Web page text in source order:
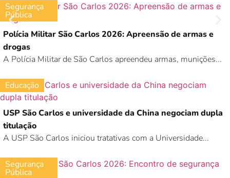
Segurança
Pública
Polícia Militar São Carlos 2026: Apreensão de armas e
drogas
A Polícia Militar de São Carlos apreendeu armas, munições...
Educação
USP São Carlos e universidade da China negociam dupla
titulação
A USP São Carlos iniciou tratativas com a Universidade...
Segurança
Pública